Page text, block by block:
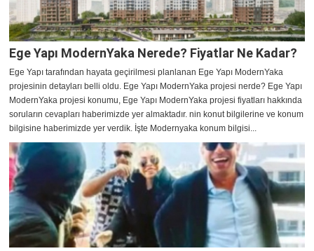
Ege Yapı ModernYaka Nerede? Fiyatlar Ne Kadar?
Ege Yapı tarafından hayata geçirilmesi planlanan Ege Yapı ModernYaka
projesinin detayları belli oldu. Ege Yapı ModernYaka projesi nerde? Ege Yapı
ModernYaka projesi konumu, Ege Yapı ModernYaka projesi fiyatları hakkında
soruların cevapları haberimizde yer almaktadır. nin konut bilgilerine ve konum
bilgisine haberimizde yer verdik. İşte Modernyaka konum bilgisi...